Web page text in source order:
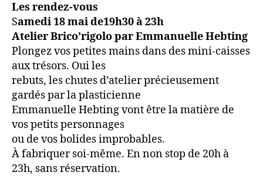
Les rendez-vous
Samedi 18 mai de19h30 à 23h
Atelier Brico’rigolo par Emmanuelle Hebting
Plongez vos petites mains dans des mini-caisses
aux trésors. Oui les
rebuts, les chutes d’atelier précieusement
gardés par la plasticienne
Emmanuelle Hebting vont être la matière de
vos petits personnages
ou de vos bolides improbables.
À fabriquer soi-même. En non stop de 20h à
23h, sans réservation.